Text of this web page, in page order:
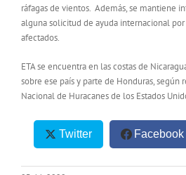
ráfagas de vientos. Además, se mantiene
alguna solicitud de ayuda internacional
afectados.
ETA se encuentra en las costas de
sobre ese país y parte de Honduras, según
Nacional de Huracanes de los Estados
Twitter Facebook